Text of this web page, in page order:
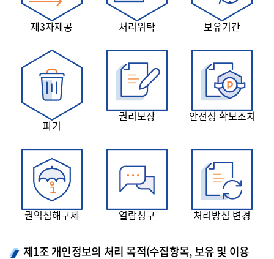
제3자제공 처리위탁 보유기간
파기
권리보장 안전성 확보조치
권익침해구제 열람청구 처리방침 변경
제1조 개인정보의 처리 목적(수집항목, 보유 및 이용